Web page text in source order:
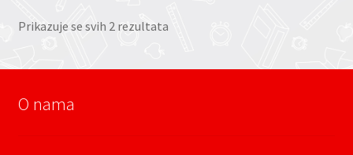
Prikazuje se svih 2 rezultata
O nama